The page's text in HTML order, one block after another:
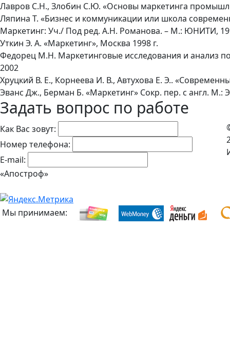
Лавров С.Н., Злобин С.Ю. «Основы маркетинга
Ляпина Т. «Бизнес и коммуникации или школа
Маркетинг: Уч./ Под ред. А.Н. Романова. – М.: ЮНИТИ,
Уткин Э. А. «Маркетинг», Москва 1998 г.
Федорец М.Н. Маркетинговые исследования и анализ
2002
Хруцкий В. Е., Корнеева И. В., Автухова Е. Э..
Эванс Дж., Берман Б. «Маркетинг» Сокр. пер. с англ. М.:
Задать вопрос по работе
Как Вас зовут:
Номер телефона:
E-mail:
«Апостроф»
Мы принимаем: